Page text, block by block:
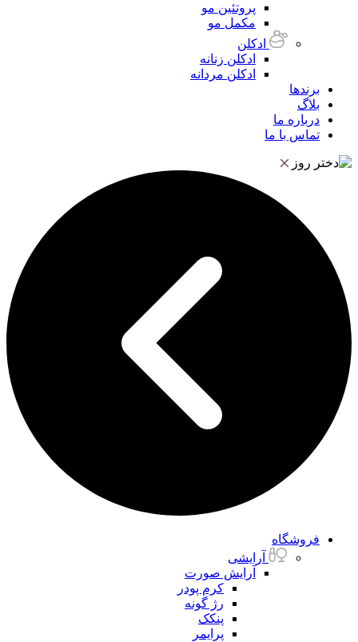
پروتئین مو
مکمل مو
ادکلن
ادکلن زنانه
ادکلن مردانه
برندها
بلاگ
درباره ما
تماس با ما
فروشگاه
آرایشی
آرایش صورت
کرم پودر
رژ گونه
پنکک
پرایمر